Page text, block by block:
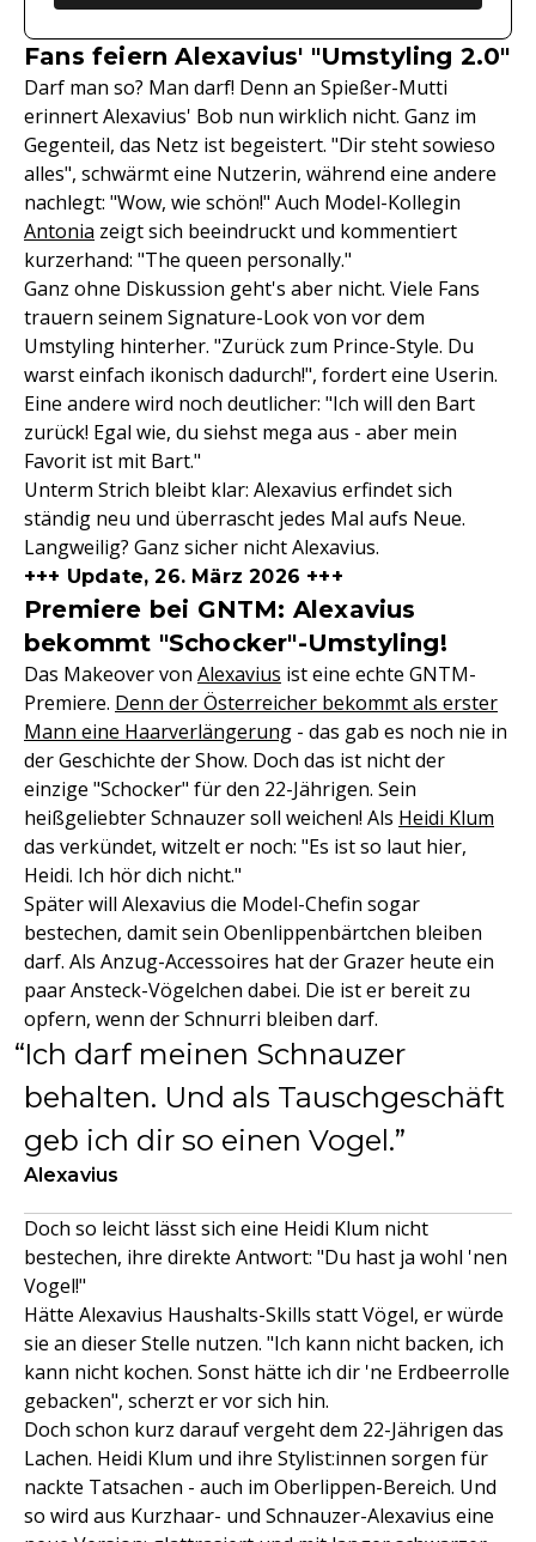
Fans feiern Alexavius' "Umstyling 2.0"
Darf man so? Man darf! Denn an Spießer-Mutti
erinnert Alexavius' Bob nun wirklich nicht. Ganz im
Gegenteil, das Netz ist begeistert. "Dir steht sowieso
alles", schwärmt eine Nutzerin, während eine andere
nachlegt: "Wow, wie schön!" Auch Model-Kollegin
Antonia zeigt sich beeindruckt und kommentiert
kurzerhand: "The queen personally."
Ganz ohne Diskussion geht's aber nicht. Viele Fans
trauern seinem Signature-Look von vor dem
Umstyling hinterher. "Zurück zum Prince-Style. Du
warst einfach ikonisch dadurch!", fordert eine Userin.
Eine andere wird noch deutlicher: "Ich will den Bart
zurück! Egal wie, du siehst mega aus - aber mein
Favorit ist mit Bart."
Unterm Strich bleibt klar: Alexavius erfindet sich
ständig neu und überrascht jedes Mal aufs Neue.
Langweilig? Ganz sicher nicht Alexavius.
+++ Update, 26. März 2026 +++
Premiere bei GNTM: Alexavius
bekommt "Schocker"-Umstyling!
Das Makeover von Alexavius ist eine echte GNTM-
Premiere. Denn der Österreicher bekommt als erster
Mann eine Haarverlängerung - das gab es noch nie in
der Geschichte der Show. Doch das ist nicht der
einzige "Schocker" für den 22-Jährigen. Sein
heißgeliebter Schnauzer soll weichen! Als Heidi Klum
das verkündet, witzelt er noch: "Es ist so laut hier,
Heidi. Ich hör dich nicht."
Später will Alexavius die Model-Chefin sogar
bestechen, damit sein Obenlippenbärtchen bleiben
darf. Als Anzug-Accessoires hat der Grazer heute ein
paar Ansteck-Vögelchen dabei. Die ist er bereit zu
opfern, wenn der Schnurri bleiben darf.
Ich darf meinen Schnauzer
behalten. Und als Tauschgeschäft
geb ich dir so einen Vogel.
Alexavius
Doch so leicht lässt sich eine Heidi Klum nicht
bestechen, ihre direkte Antwort: "Du hast ja wohl 'nen
Vogel!"
Hätte Alexavius Haushalts-Skills statt Vögel, er würde
sie an dieser Stelle nutzen. "Ich kann nicht backen, ich
kann nicht kochen. Sonst hätte ich dir 'ne Erdbeerrolle
gebacken", scherzt er vor sich hin.
Doch schon kurz darauf vergeht dem 22-Jährigen das
Lachen. Heidi Klum und ihre Stylist:innen sorgen für
nackte Tatsachen - auch im Oberlippen-Bereich. Und
so wird aus Kurzhaar- und Schnauzer-Alexavius eine